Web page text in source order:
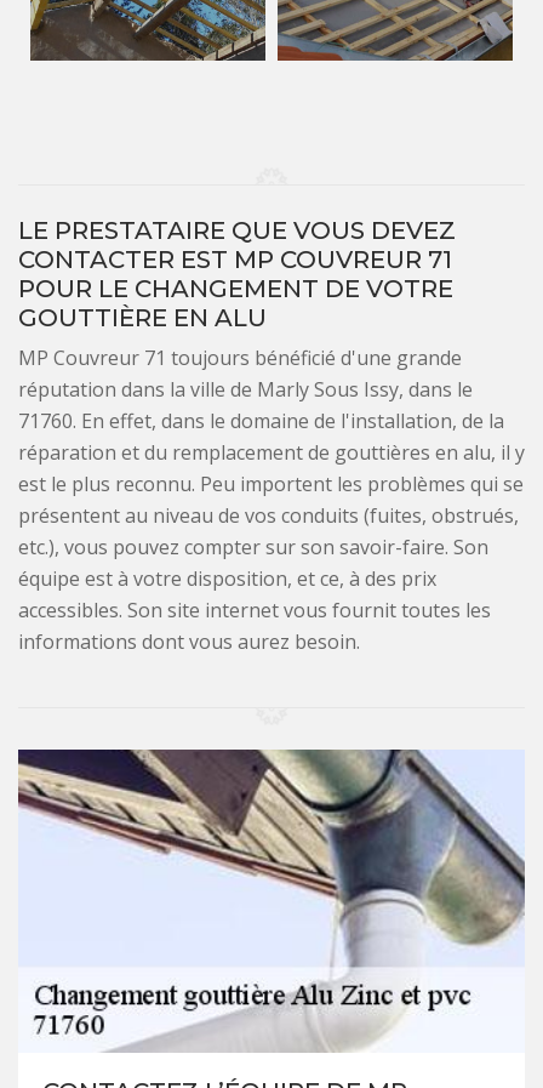
LE PRESTATAIRE QUE VOUS DEVEZ
CONTACTER EST MP COUVREUR 71
POUR LE CHANGEMENT DE VOTRE
GOUTTIÈRE EN ALU
MP Couvreur 71 toujours bénéficié d'une grande
réputation dans la ville de Marly Sous Issy, dans le
71760. En effet, dans le domaine de l'installation, de la
réparation et du remplacement de gouttières en alu, il y
est le plus reconnu. Peu importent les problèmes qui se
présentent au niveau de vos conduits (fuites, obstrués,
etc.), vous pouvez compter sur son savoir-faire. Son
équipe est à votre disposition, et ce, à des prix
accessibles. Son site internet vous fournit toutes les
informations dont vous aurez besoin.